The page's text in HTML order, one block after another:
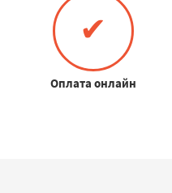
✔
Оплата онлайн